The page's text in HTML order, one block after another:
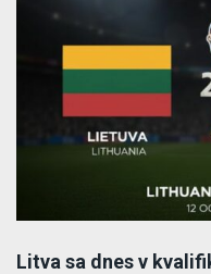
Litva sa dnes v